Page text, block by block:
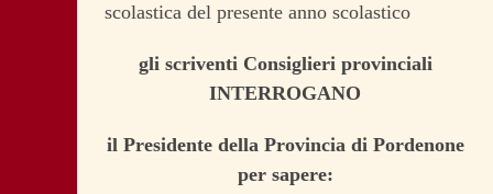
scolastica del presente anno scolastico
gli scriventi Consiglieri provinciali
INTERROGANO
il Presidente della Provinciadi Pordenone
per sapere: